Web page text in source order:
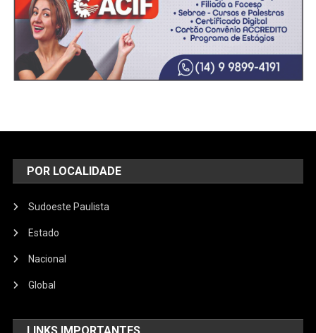
POR LOCALIDADE
Sudoeste Paulista
Estado
Nacional
Global
LINKS IMPORTANTES